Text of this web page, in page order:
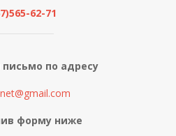
62-71
по адресу
форму ниже